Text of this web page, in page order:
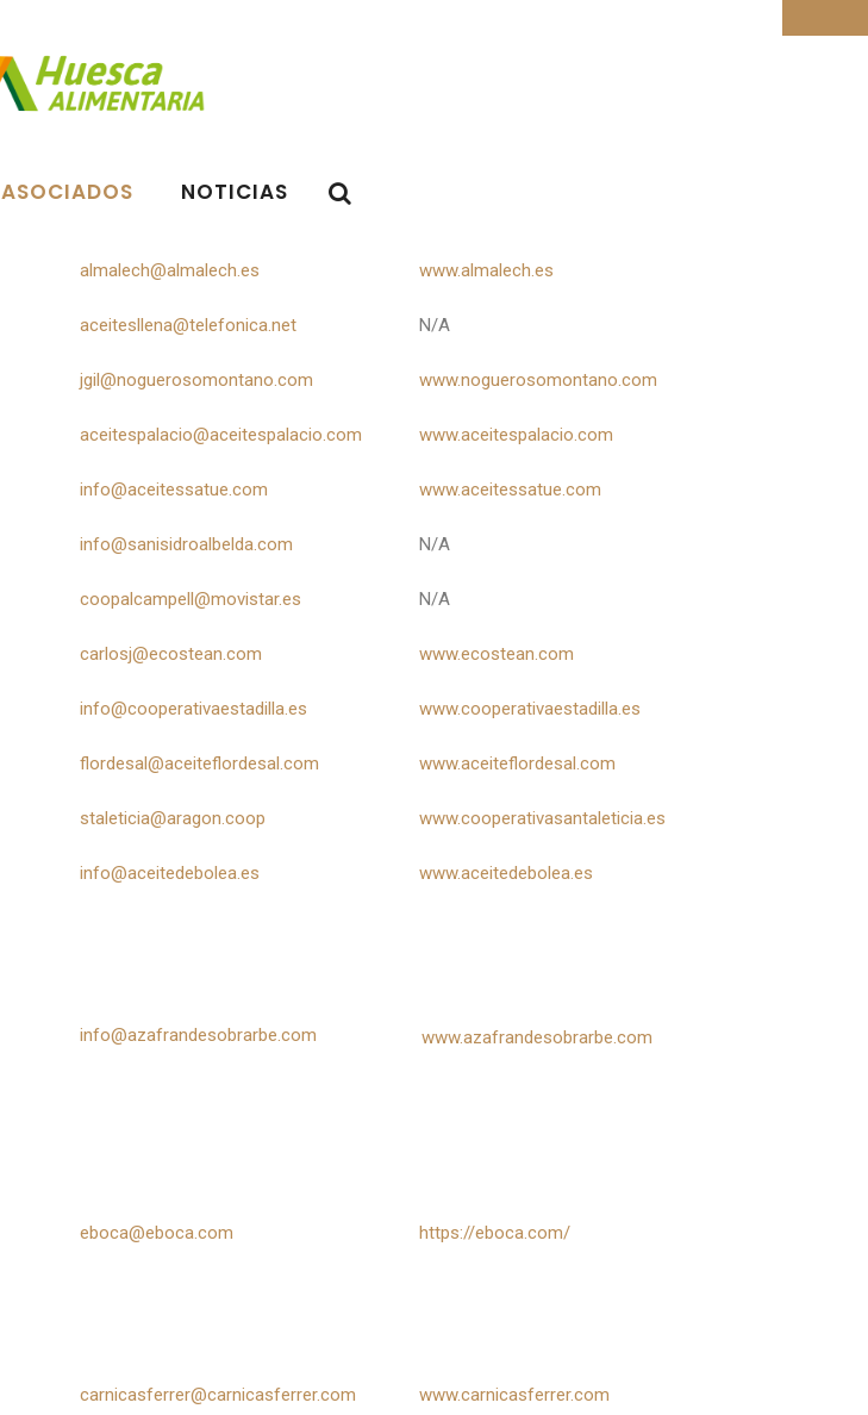
ASOCIADOS NOTICIAS
almalech@almalech.es
aceitesllena@telefonica.net
jgil@noguerosomontano.com
aceitespalacio@aceitespalacio.com
info@aceitessatue.com
info@sanisidroalbelda.com
coopalcampell@movistar.es
carlosj@ecostean.com
info@cooperativaestadilla.es
flordesal@aceiteflordesal.com
staleticia@aragon.coop
info@aceitedebolea.es
www.almalech.es
N/A
www.noguerosomontano.com
www.aceitespalacio.com
www.aceitessatue.com
N/A
N/A
www.ecostean.com
www.cooperativaestadilla.es
www.aceiteflordesal.com
www.cooperativasantaleticia.es
www.aceitedebolea.es
info@azafrandesobrarbe.com www.azafrandesobrarbe.com
eboca@eboca.com https://eboca.com/
carnicasferrer@carnicasferrer.com www.carnicasferrer.com